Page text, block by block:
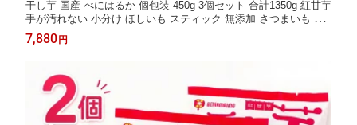
干し芋 国産 べにはるか 個包装 450g 3個セット 合計1350g 紅甘芋
手が汚れない 小分け ほしいも スティック 無添加 さつまいも 紅
はるか じっくり熟成 大容量 ヘルシー おやつ 低脂質 食物繊維 常
温保存 冷凍OK 送料無料 【ゆっくりお得便】
7,880円